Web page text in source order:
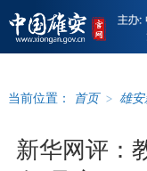
当前位置： 首页 > 雄
新华网评：